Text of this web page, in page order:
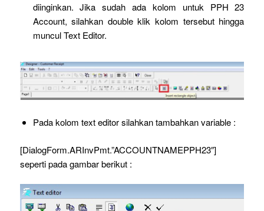
diinginkan. Jika sudah ada kolom untuk PPH 23
Account, silahkan double klik kolom tersebut hingga
muncul Text Editor.
Pada kolom text editor silahkan tambahkan variable :
[DialogForm.ARInvPmt.”ACCOUNTNAMEPPH23″]
seperti pada gambar berikut :